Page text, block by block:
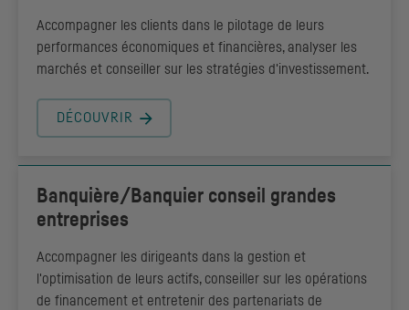
Accompagner les clients dans le pilotage de leurs
performances économiques et financières, analyser les
marchés et conseiller sur les stratégies d'investissement.
DÉCOUVRIR
Banquière/Banquier conseil grandes
entreprises
Accompagner les dirigeants dans la gestion et
l'optimisation de leurs actifs, conseiller sur les opérations
de financement et entretenir des partenariats de